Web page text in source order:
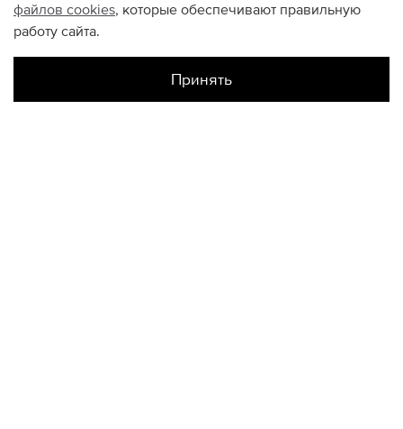
файлов cookies, которые обеспечивают правильную
работу сайта.
Принять